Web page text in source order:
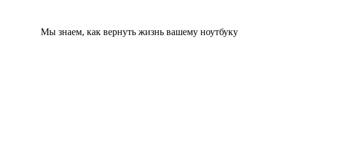
Мы знаем, как вернуть жизнь вашему ноутбуку